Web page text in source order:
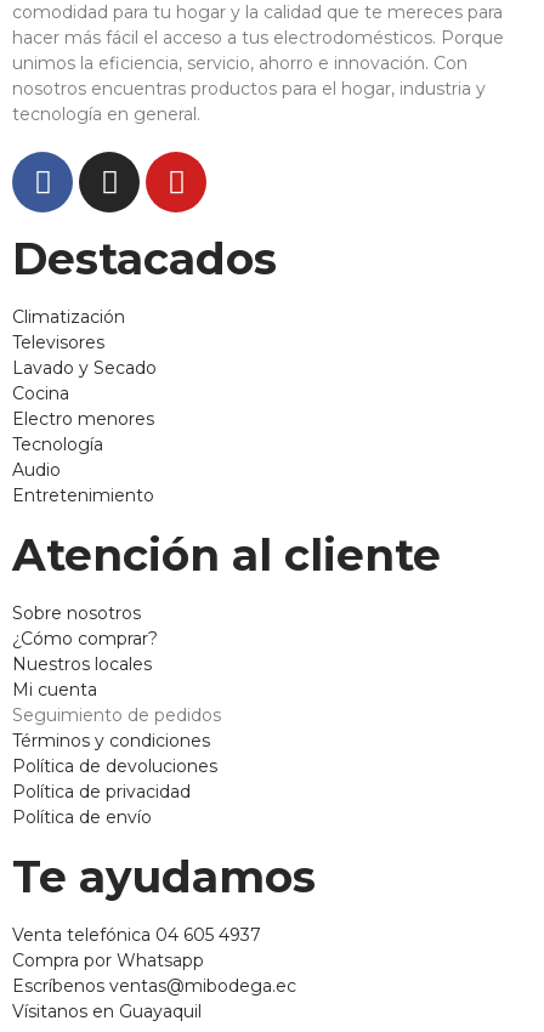
comodidad para tu hogar y la calidad que te mereces para
hacer más fácil el acceso a tus electrodomésticos. Porque
unimos la eficiencia, servicio, ahorro e innovación. Con
nosotros encuentras productos para el hogar, industria y
tecnología en general.
Destacados
Climatización
Televisores
Lavado y Secado
Cocina
Electro menores
Tecnología
Audio
Entretenimiento
Atención al cliente
Sobre nosotros
¿Cómo comprar?
Nuestros locales
Mi cuenta
Seguimiento de pedidos
Términos y condiciones
Política de devoluciones
Política de privacidad
Política de envío
Te ayudamos
Venta telefónica 04 605 4937
Compra por Whatsapp
Escríbenos ventas@mibodega.ec
Vísitanos en Guayaquil